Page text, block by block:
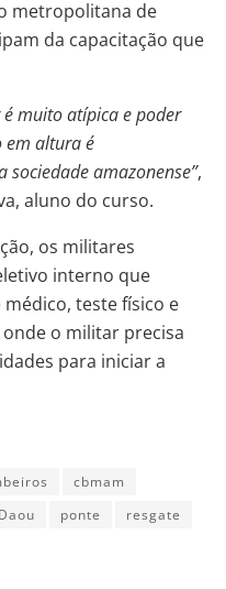
metropolitana de
da capacitação que
muito atípica e poder
em altura é
amazonense”,
aluno do curso.
os militares
interno que
teste físico e
o militar precisa
para iniciar a
cbmam
ponte
resgate